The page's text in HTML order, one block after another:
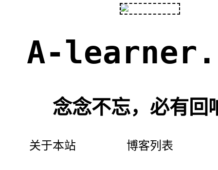
A-
念念不忘，必有回
关于本站 博客列表